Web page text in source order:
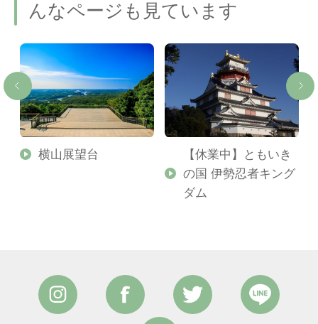
んなページも見ています
横山展望台
【休業中】ともいき
の国 伊勢忍者キング
ダム